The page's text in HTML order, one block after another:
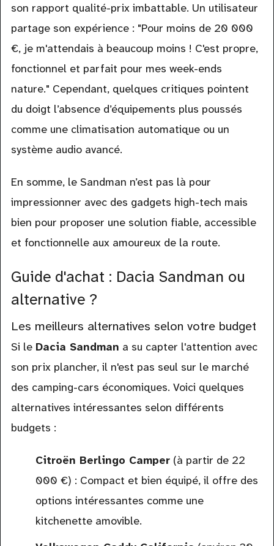
son rapport qualité-prix imbattable. Un utilisateur
partage son expérience : "Pour moins de 20 000
€, je m'attendais à beaucoup moins ! C'est propre,
fonctionnel et parfait pour mes week-ends
nature." Cependant, quelques critiques pointent
du doigt l’absence d’équipements plus poussés
comme une climatisation automatique ou un
système audio avancé.
En somme, le Sandman n’est pas là pour
impressionner avec des gadgets high-tech mais
bien pour proposer une solution fiable, accessible
et fonctionnelle aux amoureux de la route.
Guide d'achat : Dacia Sandman ou
alternative ?
Les meilleurs alternatives selon votre budget
Si le Dacia Sandman a su capter l'attention avec
son prix plancher, il n'est pas seul sur le marché
des camping-cars économiques. Voici quelques
alternatives intéressantes selon différents
budgets :
Citroën Berlingo Camper(à partir de 22
000 €) : Compact et bien équipé, il offre des
options intéressantes comme une
kitchenette amovible.